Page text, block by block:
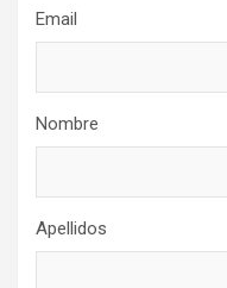
Email
Nombre
Apellidos